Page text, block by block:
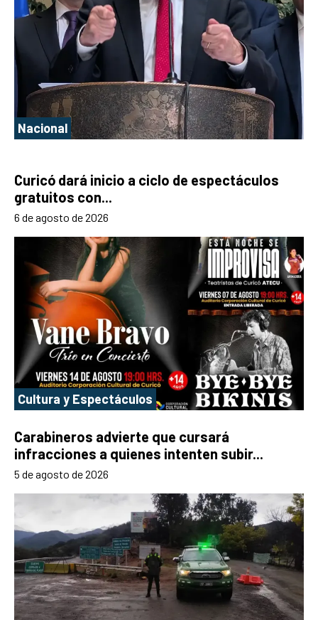
Nacional
Curicó dará inicio a ciclo de espectáculos
gratuitos con...
6 de agosto de 2026
Cultura y Espectáculos
Carabineros advierte que cursará
infracciones a quienes intenten subir...
5 de agosto de 2026